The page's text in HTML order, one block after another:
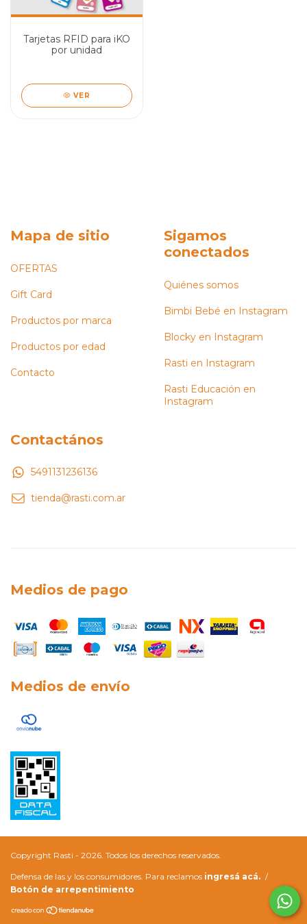
Tarjetas RFID para iKO
por unidad
VER
Mapa de sitio
OFERTAS
Gift Card
Productos por marca
Productos por edad
Contacto
Sigamos
conectados
Quiénes somos
Bimbi Bebé en Instagram
Blocky en Instagram
Rasti en Instagram
Rasti Educación en
Instagram
Contactános
5491131236136
tienda@rasti.com.ar
Medios de pago
Medios de envío
Copyright Rasti - 2026. Todos los derechos reservados.
Defensa de las y los consumidores. Para reclamos ingresá acá. /
Botón de arrepentimiento